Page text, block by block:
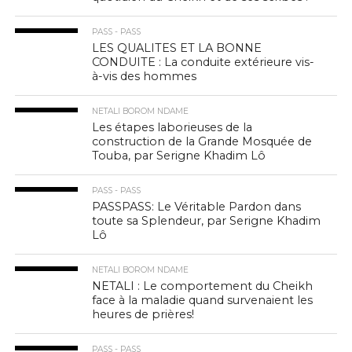
PASS - PASS
LES QUALITES ET LA BONNE
CONDUITE : La conduite extérieure vis-
à-vis des hommes
NETALI BOROM NDAME
Les étapes laborieuses de la
construction de la Grande Mosquée de
Touba, par Serigne Khadim Lô
PASS - PASS
PASSPASS: Le Véritable Pardon dans
toute sa Splendeur, par Serigne Khadim
Lô
NETALI BOROM NDAME
NETALI : Le comportement du Cheikh
face à la maladie quand survenaient les
heures de prières!
PASS - PASS